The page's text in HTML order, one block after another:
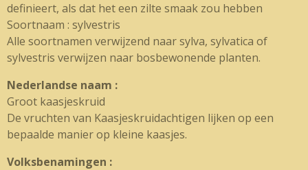
definieert, als dat het een zilte smaak zou hebben
Soortnaam : sylvestris
Alle soortnamen verwijzend naar sylva, sylvatica of
sylvestris verwijzen naar bosbewonende planten.
Nederlandse naam :
Groot kaasjeskruid
De vruchten van Kaasjeskruidachtigen lijken op een
bepaalde manier op kleine kaasjes.
Volksbenamingen :